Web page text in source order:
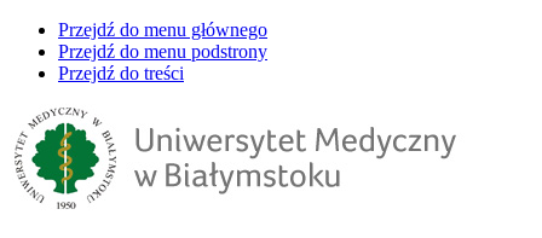
Przejdź do menu głównego
Przejdź do menu podstrony
Przejdź do treści